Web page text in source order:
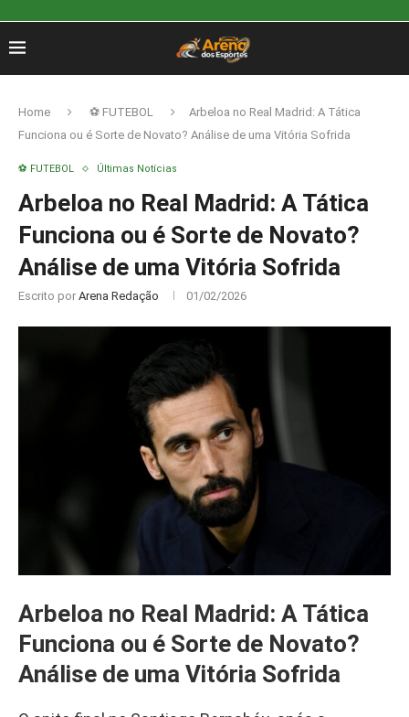
Home ⚽ FUTEBOL
Arbeloa no Real Madrid: A Tática
Funciona ou é Sorte de Novato? Análise de uma Vitória Sofrida
⚽ FUTEBOL Últimas Notícias
Arbeloa no Real Madrid: A Tática
Funciona ou é Sorte de Novato?
Análise de uma Vitória Sofrida
Escrito por Arena Redação 01/02/2026
Arbeloa no Real Madrid: A Tática
Funciona ou é Sorte de Novato?
Análise de uma Vitória Sofrida